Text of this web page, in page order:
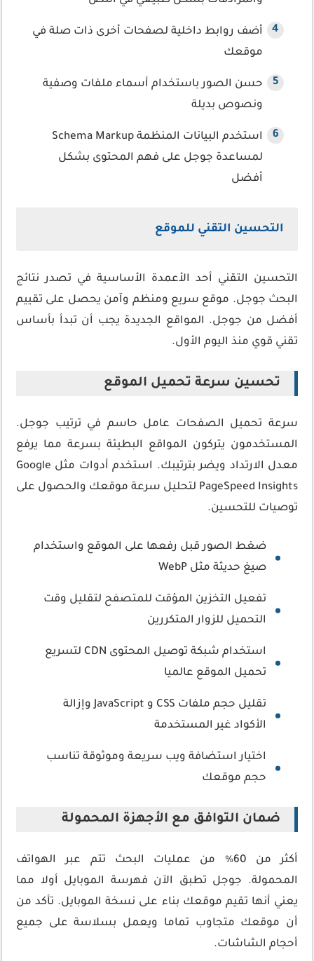
أضف روابط داخلية لصفحات أخرى ذات صلة في
موقعك
حسن الصور باستخدام أسماء ملفات وصفية
ونصوص بديلة
استخدم البيانات المنظمة Schema Markup
لمساعدة جوجل على فهم المحتوى بشكل
أفضل
التحسين التقني للموقع
التحسين التقني أحد الأعمدة الأساسية في تصدر نتائج
البحث جوجل. موقع سريع ومنظم وآمن يحصل على تقييم
أفضل من جوجل. المواقع الجديدة يجب أن تبدأ بأساس
تقني قوي منذ اليوم الأول.
تحسين سرعة تحميل الموقع
سرعة تحميل الصفحات عامل حاسم في ترتيب جوجل.
المستخدمون يتركون المواقع البطيئة بسرعة مما يرفع
معدل الارتداد ويضر بترتيبك. استخدم أدوات مثل Google
PageSpeed Insights لتحليل سرعة موقعك والحصول على
توصيات للتحسين.
ضغط الصور قبل رفعها على الموقع واستخدام
صيغ حديثة مثل WebP
تفعيل التخزين المؤقت للمتصفح لتقليل وقت
التحميل للزوار المتكررين
استخدام شبكة توصيل المحتوى CDN لتسريع
تحميل الموقع عالميا
تقليل حجم ملفات CSS و JavaScript وإزالة
الأكواد غير المستخدمة
اختيار استضافة ويب سريعة وموثوقة تناسب
حجم موقعك
ضمان التوافق مع الأجهزة المحمولة
أكثر من 60٪ من عمليات البحث تتم عبر الهواتف
المحمولة. جوجل تطبق الآن فهرسة الموبايل أولا مما
يعني أنها تقيم موقعك بناء على نسخة الموبايل. تأكد من
أن موقعك متجاوب تماما ويعمل بسلاسة على جميع
أحجام الشاشات.